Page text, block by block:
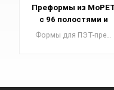
Литье под
давлением преформ
для домашних
Откройте для себя наши прецизионные формы для преформ из ПЭТ , необходимые для изготовления пластиковых бутылок премиум-качества. Повысьте уровень своего производства с помощью наших первоклассных форм.